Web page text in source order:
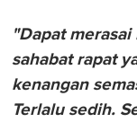
"Dapat
sahabat rapat
kenangan
Terlalu sedih.